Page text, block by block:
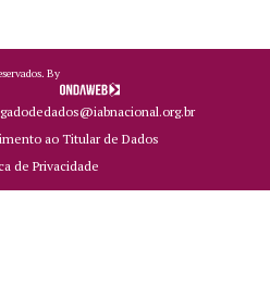
By
ao Titular de Dados
de Privacidade